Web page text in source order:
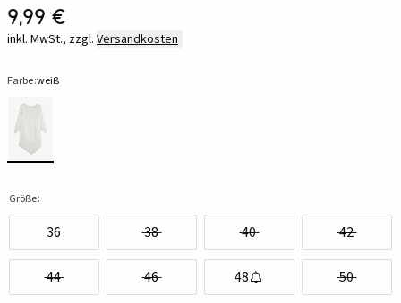
9,99 €
inkl. MwSt., zzgl. Versandkosten
Farbe:weiß
Größe:
36 38 40 42
44 46 48 50